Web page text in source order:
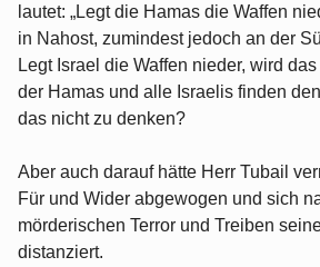
lautet: „Legt die Hamas die Waffen
in Nahost, zumindest jedoch an der
Legt Israel die Waffen nieder, wird
der Hamas und alle Israelis finden
das nicht zu denken?
Aber auch darauf hätte Herr Tubail
Für und Wider abgewogen und sich
mörderischen Terror und Treiben
distanziert.